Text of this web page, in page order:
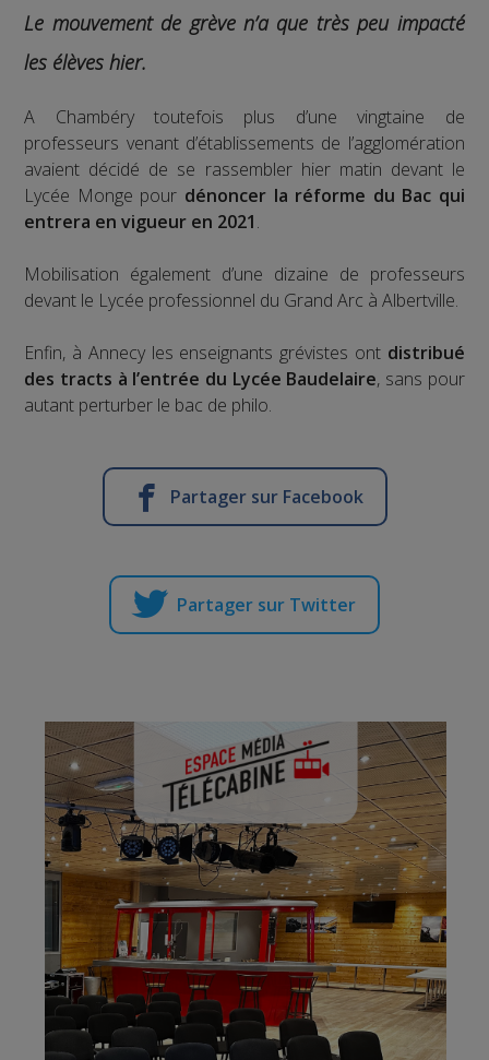
Le mouvement de grève n’a que très peu impacté
les élèves hier.
A Chambéry toutefois plus d’une vingtaine de
professeurs venant d’établissements de l’agglomération
avaient décidé de se rassembler hier matin devant le
Lycée Monge pour dénoncer la réforme du Bac qui
entrera en vigueur en 2021.
Mobilisation également d’une dizaine de professeurs
devant le Lycée professionnel du Grand Arc à Albertville.
Enfin, à Annecy les enseignants grévistes ont distribué
des tracts à l’entrée du Lycée Baudelaire, sans pour
autant perturber le bac de philo.
Partager sur Facebook
Partager sur Twitter